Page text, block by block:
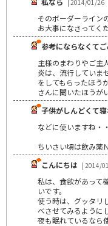
| 2014/01/26
そのボーダーライン
お大事になさってく
参考にならなくてご
主様のまわりやご主
炎は、流行していま
をしてもらったほう
さんに聞いたほうが
子供がしんどくて
などに使いますね・
ちいさい頃は飲み薬
こんにちは | 2014/
私は、食欲があって
いです。
使う時は、グッタリ
べさせてみるように
夜も眠れているなら